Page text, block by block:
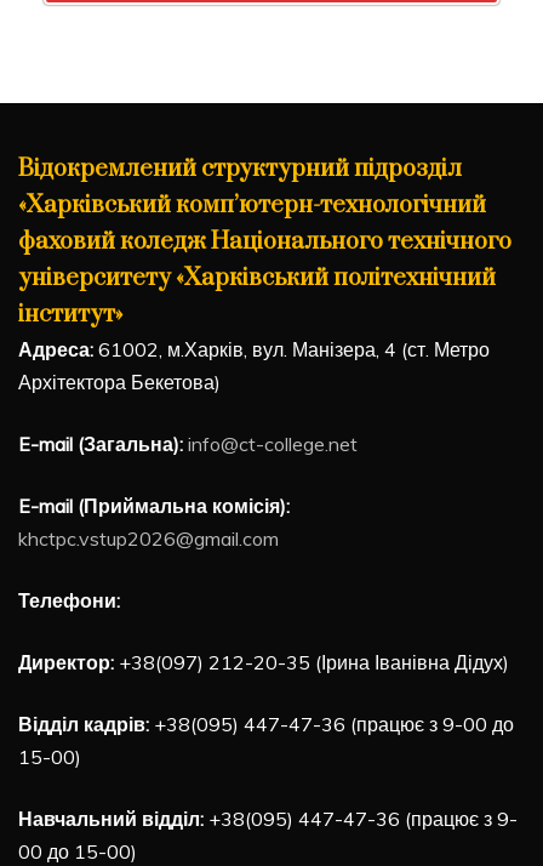
Відокремлений структурний підрозділ
«Харківський комп’ютерн-технологічний
фаховий коледж Національного технічного
університету «Харківський політехнічний
інститут»
Адреса: 61002, м.Харків, вул. Манізера, 4 (ст. Метро
Архітектора Бекетова)
E-mail (Загальна): info@ct-college.net
E-mail (Приймальна комісія):
khctpc.vstup2026@gmail.com
Телефони:
Директор: +38(097) 212-20-35 (Ірина Іванівна Дідух)
Відділ кадрів: +38(095) 447-47-36 (працює з 9-00 до
15-00)
Навчальний відділ: +38(095) 447-47-36 (працює з 9-
00 до 15-00)